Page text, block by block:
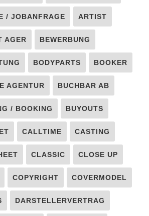
/ JOBANFRAGE ARTIST
AGER BEWERBUNG
BODYPARTS BOOKER
AGENTUR BUCHBAR AB
/ BOOKING BUYOUTS
CALLTIME CASTING
CLASSIC CLOSE UP
COPYRIGHT COVERMODEL
DARSTELLERVERTRAG